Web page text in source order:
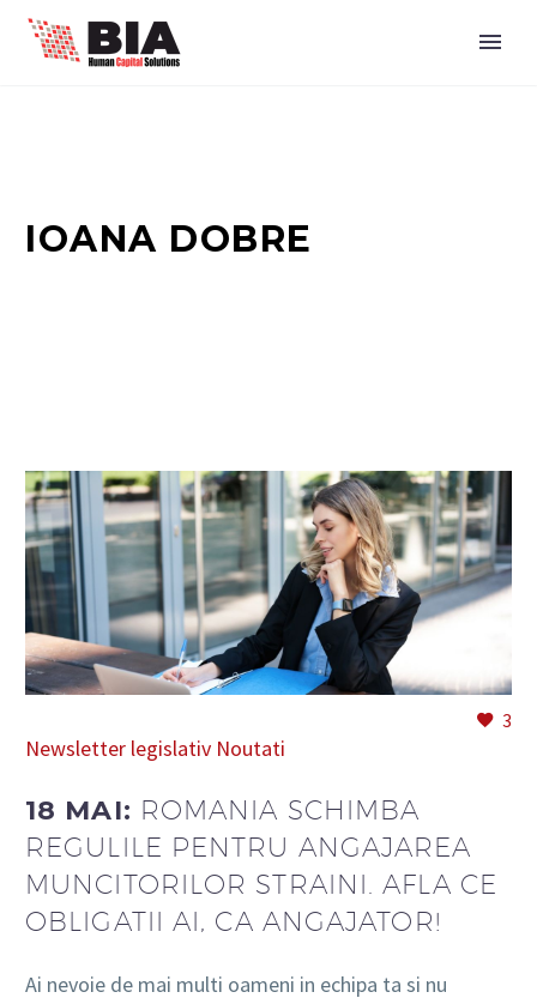
RO
IOANA DOBRE
3
Newsletter legislativ Noutati
18 MAI: ROMANIA SCHIMBA
REGULILE PENTRU ANGAJAREA
MUNCITORILOR STRAINI. AFLA CE
OBLIGATII AI, CA ANGAJATOR!
Ai nevoie de mai multi oameni in echipa ta si nu